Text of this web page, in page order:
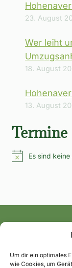
Um dir ein optimales
wie Cookies, um
23. August
Wer leiht
18. August
13. August
Termine
HinweisEs sind
Alle